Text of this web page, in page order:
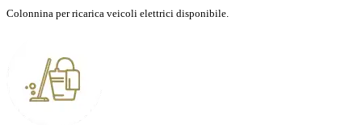
Colonnina per ricarica veicoli elettrici disponibile.